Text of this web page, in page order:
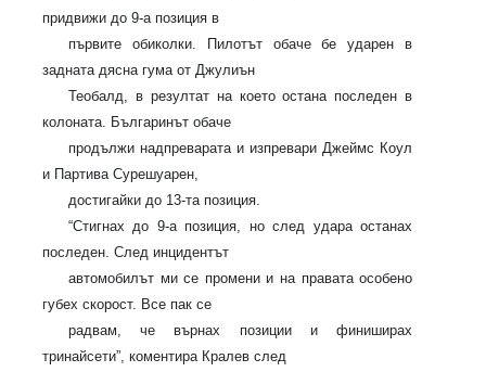
придвижи до 9-а позиция в
първите обиколки. Пилотът обаче бе ударен в
задната дясна гума от Джулиън
Теобалд, в резултат на което остана последен в
колоната. Българинът обаче
продължи надпреварата и изпревари Джеймс Коул
и Партива Сурешуарен,
достигайки до 13-та позиция.
“Стигнах до 9-а позиция, но след удара останах
последен. След инцидентът
автомобилът ми се промени и на правата особено
губех скорост. Все пак се
радвам, че върнах позиции и финиширах
тринайсети”, коментира Кралев след